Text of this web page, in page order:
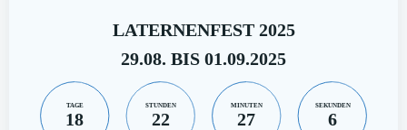
LATERNENFEST 2025
29.08. BIS 01.09.2025
TAGE
18
STUNDEN
22
MINUTEN
27
SEKUNDEN
5